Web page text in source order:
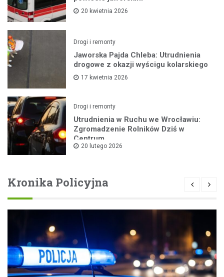
20 kwietnia 2026
Drogi i remonty
Jaworska Pajda Chleba: Utrudnienia
drogowe z okazji wyścigu kolarskiego
17 kwietnia 2026
Drogi i remonty
Utrudnienia w Ruchu we Wrocławiu:
Zgromadzenie Rolników Dziś w
Centrum
20 lutego 2026
Kronika Policyjna